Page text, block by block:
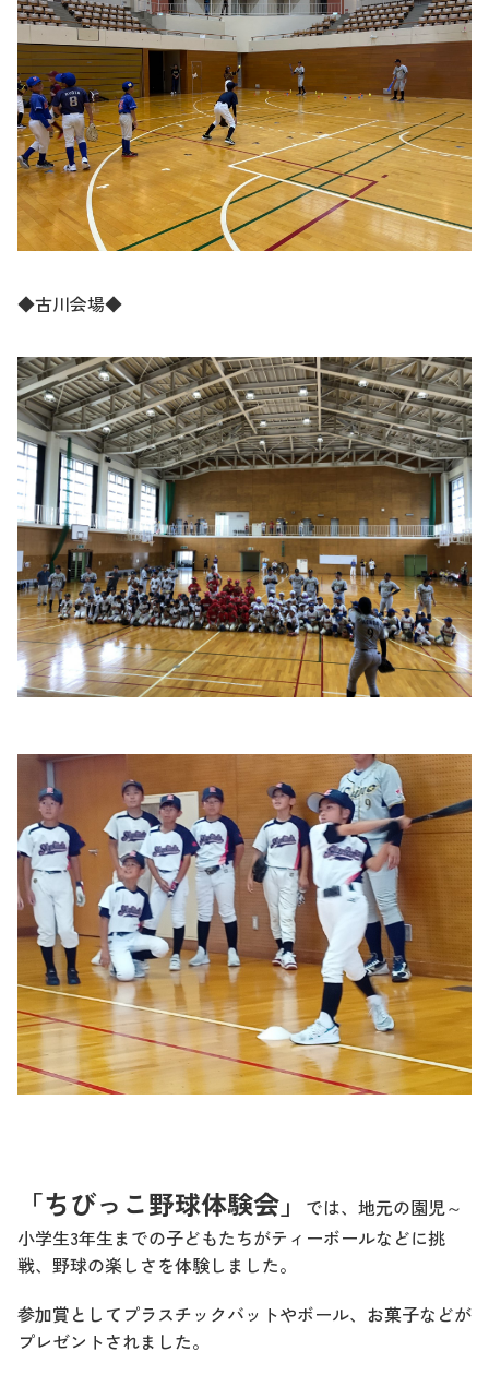
◆古川会場◆
「ちびっこ野球体験会」
では、地元の園児～
小学生3年生までの子どもたちがティーボールなどに挑
戦、野球の楽しさを体験しました。
参加賞としてプラスチックバットやボール、お菓子などが
プレゼントされました。